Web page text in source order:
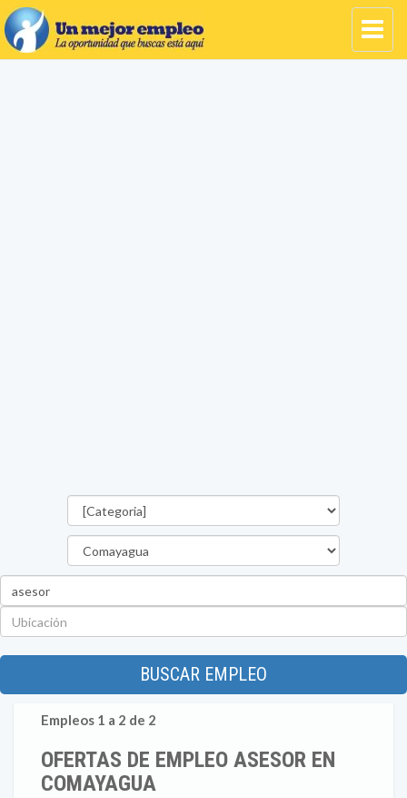
BUSCAR EMPLEO
Empleos 1 a 2 de 2
OFERTAS DE EMPLEO ASESOR EN
COMAYAGUA